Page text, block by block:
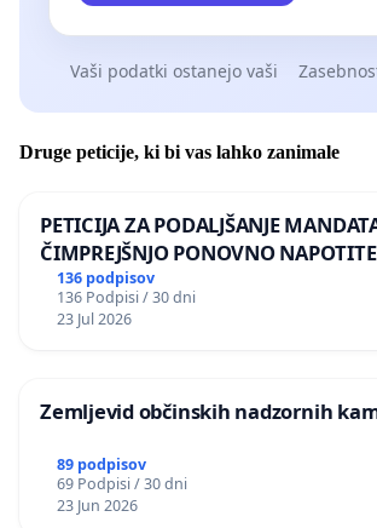
Vaši podatki ostanejo vaši
Druge peticije, ki bi vas lahko zanimale
PETICIJA ZA PODALJŠANJE
ČIMPREJŠNJO PONOVNO
BERNARDA ŠRAJNERJA NA
REPUBLIKE SLOVENIJE V MOSKVI
136 podpisov
136 Podpisi / 30 dni
23 Jul 2026
Zemljevid občinskih nadzornih
89 podpisov
69 Podpisi / 30 dni
23 Jun 2026